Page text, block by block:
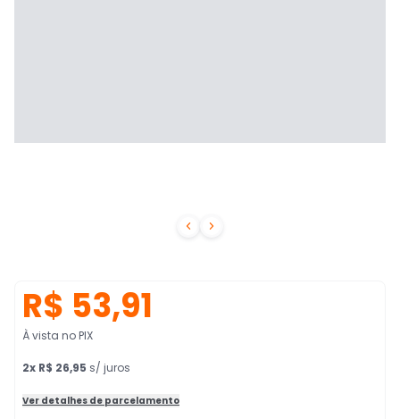
 
R$ 53,91
À vista no PIX
2x R$ 26,95 s/ juros
Ver detalhes de parcelamento